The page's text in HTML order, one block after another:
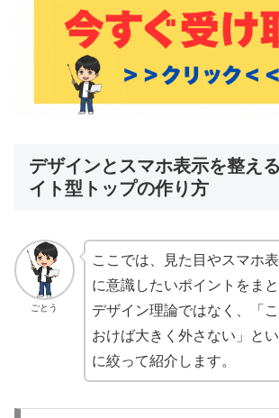
デザインとスマホ表示を整え
イト型トップの作り方
ごとう
ここでは、見た目やスマホ
に意識したいポイントをま
デザイン理論ではなく、「
おけば大きく外さない」と
に絞って紹介します。